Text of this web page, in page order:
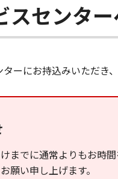
スセンタ
ーにお持込みいただき
までに通常よりもお時
願い申し上げます。